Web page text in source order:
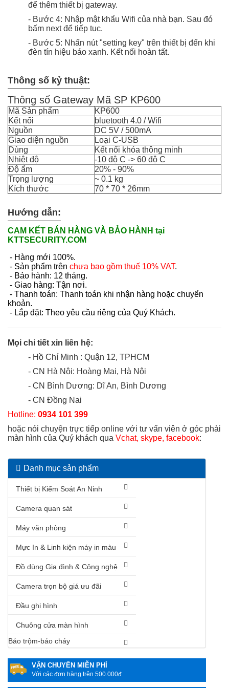
Danh mục sản phẩm
Thiết bị Kiểm Soát An Ninh
Camera quan sát
Máy văn phòng
Mực In & Linh kiện máy in màu
Đồ dùng Gia đình & Công nghệ
Camera trọn bộ giá ưu đãi
Đầu ghi hình
Chuông cửa màn hình
Báo trộm-báo cháy
VẬN CHUYỂN MIỄN PHÍ
Với các đơn hàng trên 500.000đ
để thêm thiết bị gateway.
- Bước 4: Nhập mật khẩu Wifi của nhà bạn. Sau đó
bấm next để tiếp tục.
- Bước 5: Nhấn nút "setting key" trên thiết bị đến khi
đèn tín hiệu báo xanh. Kết nối hoàn tất.
Thông số kỷ thuật:
Thông số Gateway Mã SP KP600
Mã Sản phẩm
KP600
Kết nối
bluetooth 4.0 / Wifi
Nguồn
DC 5V / 500mA
Giao diện nguồn
Loại C-USB
Dùng
Kết nối khóa thông minh
Nhiệt độ
-10 độ C -> 60 độ C
Độ ẩm
20% - 90%
Trọng lượng
~ 0.1 kg
Kích thước
70 * 70 * 26mm
Hướng dẫn:
CAM KẾT BÁN HÀNG VÀ BẢO HÀNH tại
KTTSECURITY.COM
- Hàng mới 100%.
- Sản phẩm trên chưa bao gồm thuế 10% VAT.
- Bảo hành: 12 tháng.
- Giao hàng: Tận nơi.
- Thanh toán: Thanh toán khi nhận hàng hoặc chuyển
khoản.
- Lắp đặt: Theo yêu cầu riêng của Quý Khách.
Mọi chi tiết xin liên hệ:
- Hồ Chí Minh : Quận 12, TPHCM
- CN Hà Nội: Hoàng Mai, Hà Nội
- CN Bình Dương: Dĩ An, Bình Dương
- CN Đồng Nai
Hotline: 0934 101 399
hoặc nói chuyện trực tiếp online với tư vấn viên ở góc phải
màn hình của Quý khách qua Vchat, skype, facebook: